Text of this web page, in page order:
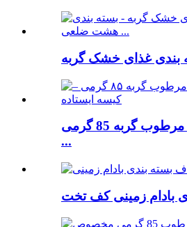
بسته بندی غذای مرطوب گربه 85 گرمی
...